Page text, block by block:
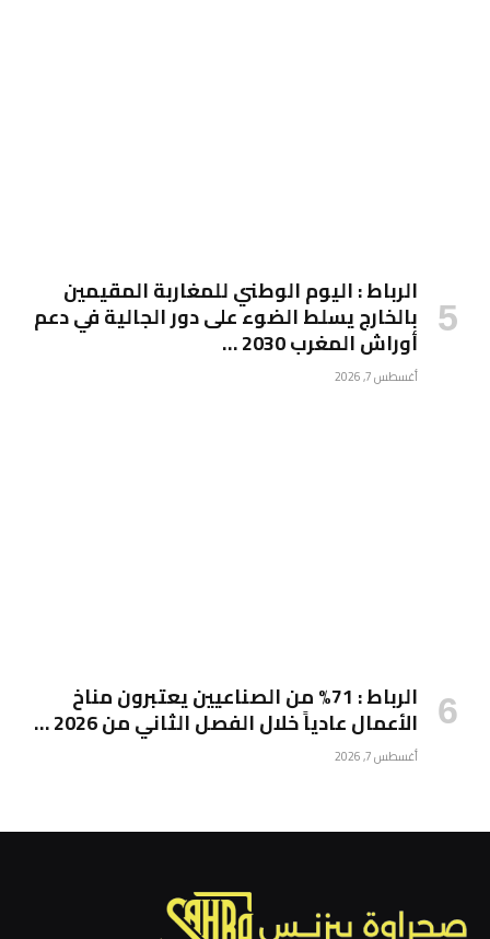
الرباط : اليوم الوطني للمغاربة المقيمين
بالخارج يسلط الضوء على دور الجالية في دعم
أوراش المغرب 2030 …
أغسطس 7, 2026
الرباط : 71% من الصناعيين يعتبرون مناخ
الأعمال عادياً خلال الفصل الثاني من 2026 …
أغسطس 7, 2026